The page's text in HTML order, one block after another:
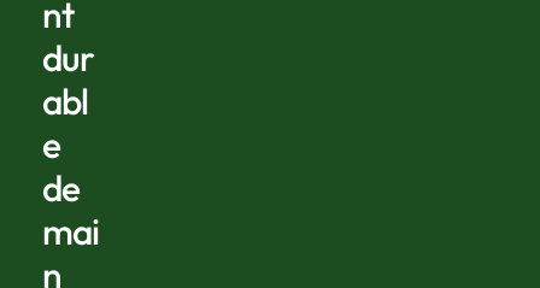
nt
dur
abl
e
de
mai
n